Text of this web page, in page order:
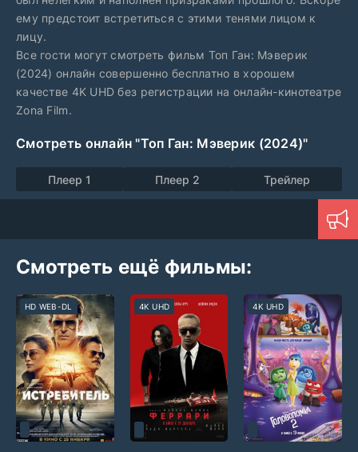
ему предстоит встретиться с этими тенями лицом к
лицу.
Все гости могут смотреть фильм Топ Ган: Мэверик
(2024) онлайн совершенно бесплатно в хорошем
качестве 4K UHD без регистрации на онлайн-кинотеатре
Zona Film.
Смотреть онлайн "Топ Ган: Мэверик (2024)"
Плеер 1 Плеер 2 Трейлер
Смотреть ещё фильмы:
HD WEB-DL 4K UHD 4K UHD